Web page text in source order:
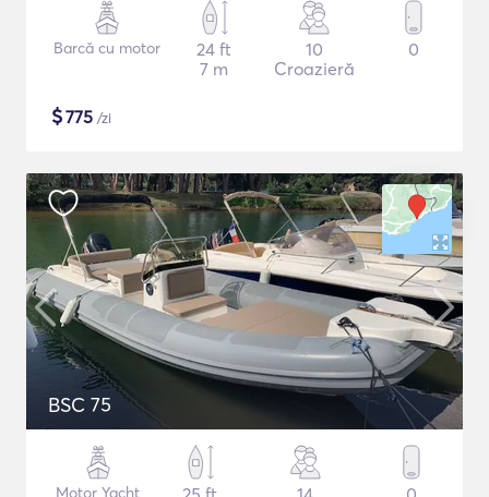
Barcă cu motor
24 ft
7 m
10
Croazieră
0
$775 /zi
BSC 75
Motor Yacht